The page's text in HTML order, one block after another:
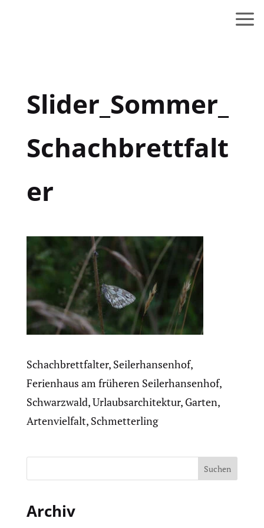
Slider_Sommer_
Schachbrettfalt
er
Schachbrettfalter, Seilerhansenhof,
Ferienhaus am früheren Seilerhansenhof,
Schwarzwald, Urlaubsarchitektur, Garten,
Artenvielfalt, Schmetterling
Archiv